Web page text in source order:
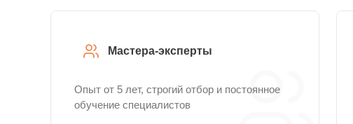
Мастера-эксперты
Опыт от 5 лет, строгий отбор и постоянное
обучение специалистов